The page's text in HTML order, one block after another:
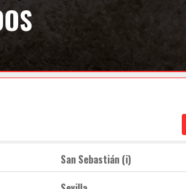
San Sebastián (i)